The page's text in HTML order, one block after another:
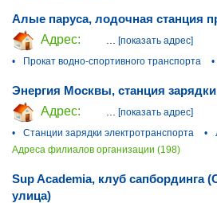
Алые паруса, лодочная станция
Адрес:
[показать адрес]
•
Прокат водно-спортивного транспорта •
Энергия Москвы, станция
Адрес:
[показать адрес]
•
Станции зарядки электротранспорта •
Адреса филиалов организации (198)
Sup Academia, клуб сапбординга
улица)